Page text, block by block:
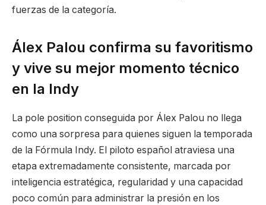
fuerzas de la categoría.
Álex Palou confirma su favoritismo
y vive su mejor momento técnico
en la Indy
La pole position conseguida por Álex Palou no llega
como una sorpresa para quienes siguen la temporada
de la Fórmula Indy. El piloto español atraviesa una
etapa extremadamente consistente, marcada por
inteligencia estratégica, regularidad y una capacidad
poco común para administrar la presión en los